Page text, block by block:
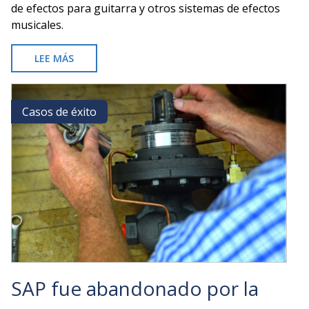
de efectos para guitarra y otros sistemas de efectos
musicales.
LEE MÁS
STRYMON
MEJORA
LA
PLANIFICACIÓN
DE
LA
PRODUCCIÓN
CON
ODOO
Casos de éxito
Casos de éxito
SAP fue abandonado por la